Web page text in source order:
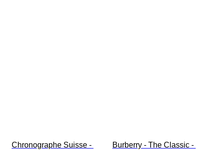
Chronographe Suisse -
Burberry - The Classic -